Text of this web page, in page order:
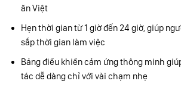
ăn Việt
Hẹn thời gian từ 1 giờ đến 24 giờ, giúp
sắp thời gian làm việc
Bảng điều khiển cảm ứng thông minh
tác dễ dàng chỉ với vài chạm nhẹ